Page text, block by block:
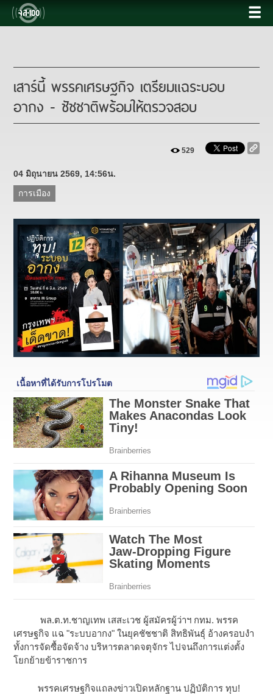
เสาร์นี้ พรรคเศรษฐกิจ เตรียมแฉระบอบ
อากง - ชัชชาติพร้อมให้ตรวจสอบ
529
04 มิถุนายน 2569, 14:56น.
การเมือง
พล.ต.ท.ชาญเทพ เสสะเวช ผู้สมัครผู้ว่าฯ กทม. พรรค
เศรษฐกิจ แฉ "ระบบอากง" ในยุคชัชชาติ สิทธิพันธุ์ อ้างครอบงำ
ทั้งการจัดซื้อจัดจ้าง บริหารตลาดจตุจักร ไปจนถึงการแต่งตั้ง
โยกย้ายข้าราชการ
พรรคเศรษฐกิจแถลงข่าวเปิดหลักฐาน ปฏิบัติการ ทุบ!